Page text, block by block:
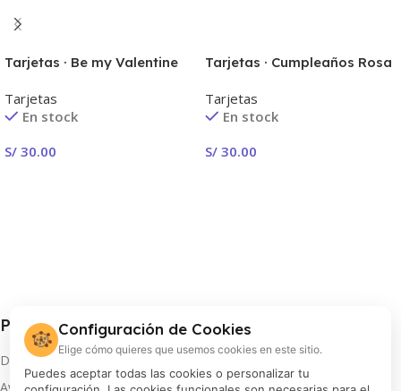
Tarjetas · Be my Valentine
Tarjetas
En stock
S/ 30.00
Tarjetas · Cumpleaños Rosa
Tarjetas
En stock
S/ 30.00
Procolor S.A.
Distribuidor oficial de FUJIFILM en Perú
Av. Arequipa 810, Lima
🍪 Configuración de Cookies
Elige cómo quieres que usemos cookies en este sitio.
Puedes aceptar todas las cookies o personalizar tu